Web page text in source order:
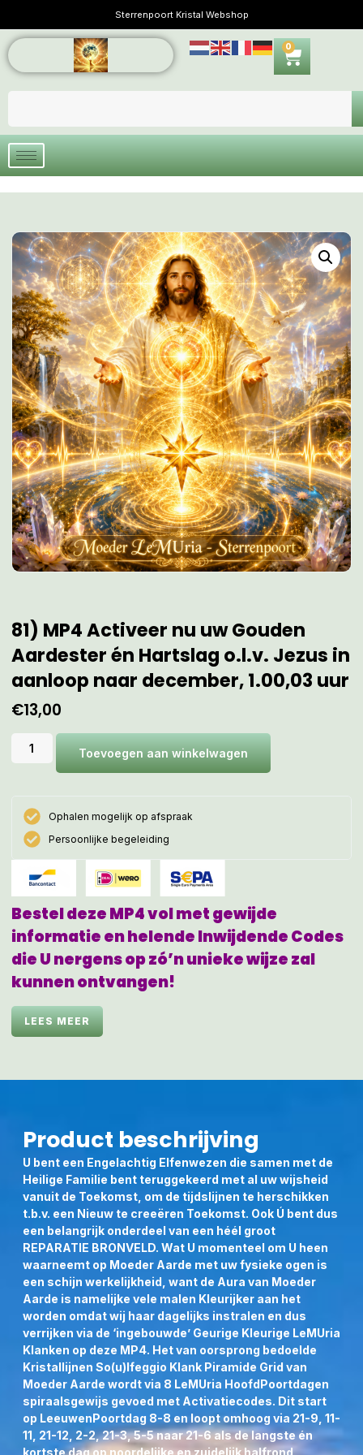
Sterrenpoort Kristal Webshop
0
81) MP4 Activeer nu uw Gouden
Aardester én Hartslag o.l.v. Jezus in
aanloop naar december, 1.00,03 uur
€13,00
Toevoegen aan winkelwagen
Ophalen mogelijk op afspraak
Persoonlijke begeleiding
Bestel deze MP4 vol met gewijde
informatie en helende Inwijdende Codes
die U nergens op zó’n unieke wijze zal
kunnen ontvangen!
MEN KAN DEZE MP4 ALLEEN BESTELLEN & BETALEN VIA
DEZE WEBSHOP, WAARNA MEN DE MP4 GEÏNITIEERD IN
DOWNLOADEN EN ERGENS OP TE SLAAN WAAR MEN
VERZENDKOSTEN.
Om op de hoogte te worden gehouden van specialen
aanbiedingen en Nieuwe ingewijde LeMUria Producten kan
men zich aanmelden alsAbonnee op mijn websiteén
Whatsapp Kanaal: ‘Kristal Webshop LeMUria’,via de LINK
https://whatsapp.com/channel/
Neem ook a.u.b. geregeld deel aan de World Peace Healing
Circles én luister op meditatieve wijze naar deze MP4, die
U zal opladen met Goud Sterren Bloemen Zaad vanuit alle
windrichtingen uit zowel de Kosmos als vanuit de Uluru
MoederBron van al het Leven. Laat U gedurende een uur
Initiëren en Inwijden op Weg naar DrieVeelVuldigheid.
Namasté
LEES MEER
Product beschrijving
U bent een Engelachtig Elfenwezen die samen met de
Heilige Familie bent teruggekeerd met al uw wijsheid
vanuit de Toekomst, om de tijdslijnen te herschikken
t.b.v. een Nieuw te creeëren Toekomst. Ook Ú bent dus
een belangrijk onderdeel van een héél groot
REPARATIE BRONVELD. Wat U momenteel om U heen
waarneemt op Moeder Aarde met uw fysieke ogen is
een schijn werkelijkheid, want de Aura van Moeder
Aarde is namelijke vele malen Kleurijker aan het
worden omdat wij haar dagelijks instralen en dus
verrijken via de ‘ingebouwde’ Geurige Kleurige LeMUria
Klanken op deze MP4. Het van oorsprong bedoelde
Kristallijnen So(u)lfeggio Klank Piramide Grid van
Moeder Aarde wordt via 8 LeMUria HoofdPoortdagen
spiraalsgewijs gevoed met Activatiecodes. Dit start
op LeeuwenPoortdag 8-8 en loopt omhoog via 21-9, 11-
11, 21-12, 2-2, 21-3, 5-5 naar 21-6 als de langste én